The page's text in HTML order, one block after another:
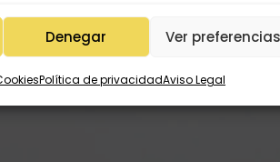
Denegar Ver
Política de privacidadAviso Legal